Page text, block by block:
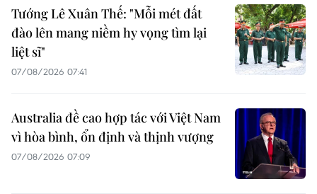
Tướng Lê Xuân Thế: "Mỗi mét đất
đào lên mang niềm hy vọng tìm lại
liệt sĩ"
07/08/2026 07:41
Australia đề cao hợp tác với Việt Nam
vì hòa bình, ổn định và thịnh vượng
07/08/2026 07:09